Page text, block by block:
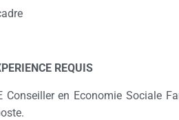
REQUIS
Conseiller en Economie Sociale